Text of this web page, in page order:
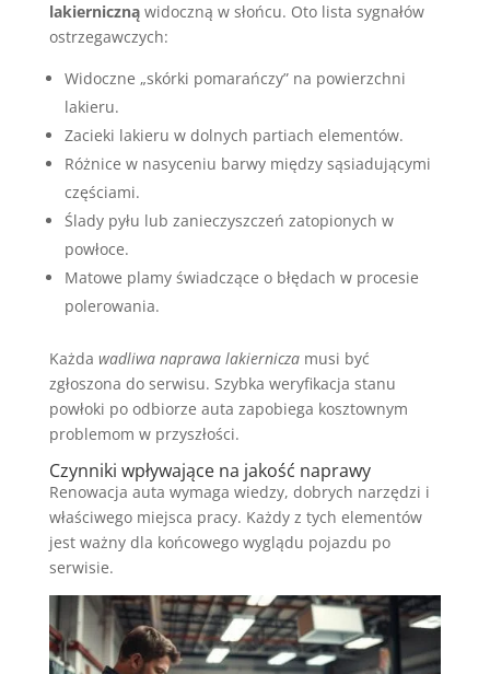
lakiernicznąwidoczną w słońcu. Oto lista sygnałów
ostrzegawczych:
Widoczne „skórki pomarańczy” na powierzchni
lakieru.
Zacieki lakieru w dolnych partiach elementów.
Różnice w nasyceniu barwy między sąsiadującymi
częściami.
Ślady pyłu lub zanieczyszczeń zatopionych w
powłoce.
Matowe plamy świadczące o błędach w procesie
polerowania.
Każda wadliwa naprawa lakierniczamusi być
zgłoszona do serwisu. Szybka weryfikacja stanu
powłoki po odbiorze auta zapobiega kosztownym
problemom w przyszłości.
Czynniki wpływające na jakość naprawy
Renowacja auta wymaga wiedzy, dobrych narzędzi i
właściwego miejsca pracy. Każdy z tych elementów
jest ważny dla końcowego wyglądu pojazdu po
serwisie.